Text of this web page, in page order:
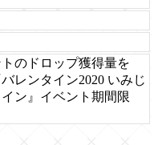
のドロップ獲得量を
レンタイン2020 いみじ
ン』イベント期間限